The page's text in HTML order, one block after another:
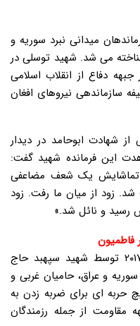
میدانی نبرد سوریه و
می شد. شهید توسلی در
دفاع از انقلاب اسلامی
سازماندهی نیروهای افغان
شهادت ابوحامد در دیدار
این فرمانده شهید گفت:
تماشایش یک شعف مضاعفی
زود از میان ما رفت. زود
رسید و نائل شد.»
فاطمیون
پس از اعلام نابودی داعش در سال ۲۰۱۷ توسط شهید سپهبد حاج
و عراق، حامیان غربی و
حربه ای برای ضربه زدن به
مقاومت از جمله رزمندگان